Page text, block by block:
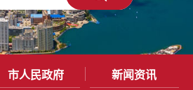
市人民政府 新闻资讯